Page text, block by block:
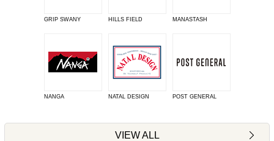
GRIP SWANY HILLS FIELD MANASTASH
NANGA NATAL DESIGN POST GENERAL
VIEW ALL